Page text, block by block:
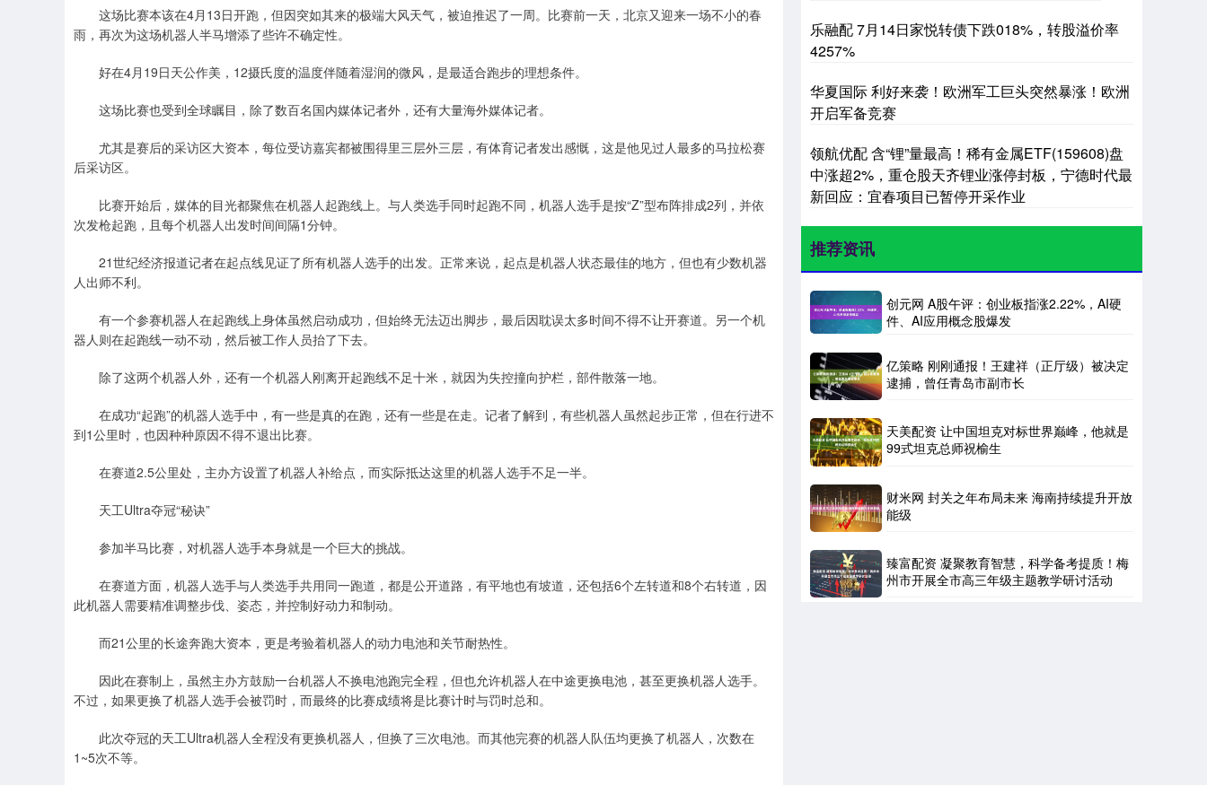
这场比赛本该在4月13日开跑，但因突如其来的极端大风天气，被迫推迟了一周。比赛前一天，北京又迎来一场不小的春
雨，再次为这场机器人半马增添了些许不确定性。
好在4月19日天公作美，12摄氏度的温度伴随着湿润的微风，是最适合跑步的理想条件。
这场比赛也受到全球瞩目，除了数百名国内媒体记者外，还有大量海外媒体记者。
尤其是赛后的采访区大资本，每位受访嘉宾都被围得里三层外三层，有体育记者发出感慨，这是他见过人最多的马拉松赛
后采访区。
比赛开始后，媒体的目光都聚焦在机器人起跑线上。与人类选手同时起跑不同，机器人选手是按“Z”型布阵排成2列，并依
次发枪起跑，且每个机器人出发时间间隔1分钟。
21世纪经济报道记者在起点线见证了所有机器人选手的出发。正常来说，起点是机器人状态最佳的地方，但也有少数机器
人出师不利。
有一个参赛机器人在起跑线上身体虽然启动成功，但始终无法迈出脚步，最后因耽误太多时间不得不让开赛道。另一个机
器人则在起跑线一动不动，然后被工作人员抬了下去。
除了这两个机器人外，还有一个机器人刚离开起跑线不足十米，就因为失控撞向护栏，部件散落一地。
在成功“起跑”的机器人选手中，有一些是真的在跑，还有一些是在走。记者了解到，有些机器人虽然起步正常，但在行进不
到1公里时，也因种种原因不得不退出比赛。
在赛道2.5公里处，主办方设置了机器人补给点，而实际抵达这里的机器人选手不足一半。
天工Ultra夺冠“秘诀”
参加半马比赛，对机器人选手本身就是一个巨大的挑战。
在赛道方面，机器人选手与人类选手共用同一跑道，都是公开道路，有平地也有坡道，还包括6个左转道和8个右转道，因
此机器人需要精准调整步伐、姿态，并控制好动力和制动。
而21公里的长途奔跑大资本，更是考验着机器人的动力电池和关节耐热性。
因此在赛制上，虽然主办方鼓励一台机器人不换电池跑完全程，但也允许机器人在中途更换电池，甚至更换机器人选手。
不过，如果更换了机器人选手会被罚时，而最终的比赛成绩将是比赛计时与罚时总和。
此次夺冠的天工Ultra机器人全程没有更换机器人，但换了三次电池。而其他完赛的机器人队伍均更换了机器人，次数在
1~5次不等。
乐融配 7月14日家悦转债下跌018%，转股溢价率
4257%
华夏国际 利好来袭！欧洲军工巨头突然暴涨！欧洲
开启军备竞赛
领航优配 含“锂”量最高！稀有金属ETF(159608)盘
中涨超2%，重仓股天齐锂业涨停封板，宁德时代最
新回应：宜春项目已暂停开采作业
推荐资讯
创元网 A股午评：创业板指涨2.22%，AI硬
件、AI应用概念股爆发
亿策略 刚刚通报！王建祥（正厅级）被决定
逮捕，曾任青岛市副市长
天美配资 让中国坦克对标世界巅峰，他就是
99式坦克总师祝榆生
财米网 封关之年布局未来 海南持续提升开放
能级
臻富配资 凝聚教育智慧，科学备考提质！梅
州市开展全市高三年级主题教学研讨活动